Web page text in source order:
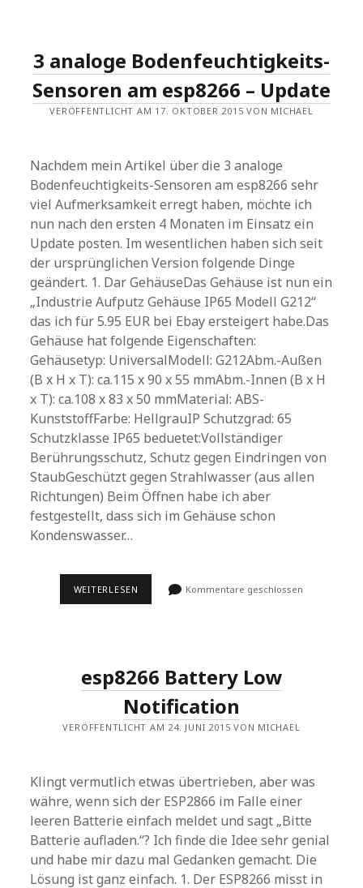
….)
3 analoge Bodenfeuchtigkeits-
Sensoren am esp8266 – Update
VERÖFFENTLICHT AM 17. OKTOBER 2015 VON MICHAEL
Nachdem mein Artikel über die 3 analoge
Bodenfeuchtigkeits-Sensoren am esp8266 sehr
viel Aufmerksamkeit erregt haben, möchte ich
nun nach den ersten 4 Monaten im Einsatz ein
Update posten. Im wesentlichen haben sich seit
der ursprünglichen Version folgende Dinge
geändert. 1. Dar GehäuseDas Gehäuse ist nun ein
„Industrie Aufputz Gehäuse IP65 Modell G212“
das ich für 5.95 EUR bei Ebay ersteigert habe.Das
Gehäuse hat folgende Eigenschaften:
Gehäusetyp: UniversalModell: G212Abm.-Außen
(B x H x T): ca.115 x 90 x 55 mmAbm.-Innen (B x H
x T): ca.108 x 83 x 50 mmMaterial: ABS-
KunststoffFarbe: HellgrauIP Schutzgrad: 65
Schutzklasse IP65 beduetet:Vollständiger
Berührungsschutz, Schutz gegen Eindringen von
StaubGeschützt gegen Strahlwasser (aus allen
Richtungen) Beim Öffnen habe ich aber
festgestellt, dass sich im Gehäuse schon
Kondenswasser…
WEITERLESEN
UPDATE
Kommentare geschlossen
esp8266 Battery Low
Notification
VERÖFFENTLICHT AM 24. JUNI 2015 VON MICHAEL
Klingt vermutlich etwas übertrieben, aber was
währe, wenn sich der ESP2866 im Falle einer
leeren Batterie einfach meldet und sagt „Bitte
Batterie aufladen.“? Ich finde die Idee sehr genial
und habe mir dazu mal Gedanken gemacht. Die
Lösung ist ganz einfach. 1. Der ESP8266 misst in